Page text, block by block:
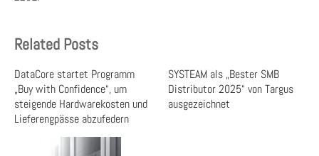
Related Posts
DataCore startet Programm
„Buy with Confidence“, um
steigende Hardwarekosten und
Lieferengpässe abzufedern
SYSTEAM als „Bester SMB
Distributor 2025“ von Targus
ausgezeichnet